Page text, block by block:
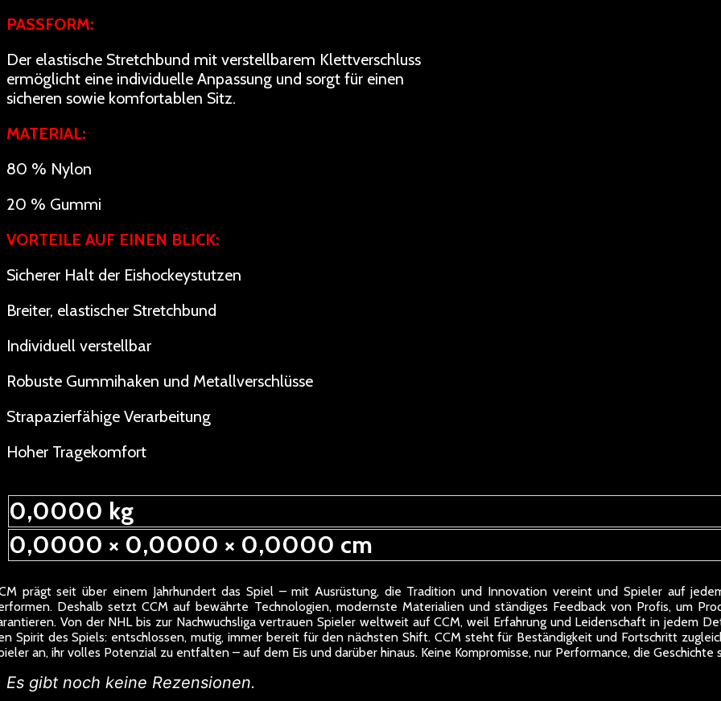
PASSFORM:
Der elastische Stretchbund mit verstellbarem Klettverschluss
ermöglicht eine individuelle Anpassung und sorgt für einen
sicheren sowie komfortablen Sitz.
MATERIAL:
80 % Nylon
20 % Gummi
VORTEILE AUF EINEN BLICK:
Sicherer Halt der Eishockeystutzen
Breiter, elastischer Stretchbund
Individuell verstellbar
Robuste Gummihaken und Metallverschlüsse
Strapazierfähige Verarbeitung
Hoher Tragekomfort
0,0000 kg
0,0000 × 0,0000 × 0,0000 cm
prägt seit über einem Jahrhundert das Spiel – mit Ausrüstung, die Tradition und Innovation vereint und Spieler auf
Deshalb setzt CCM auf bewährte Technologien, modernste Materialien und ständiges Feedback von Profis, um
Von der NHL bis zur Nachwuchsliga vertrauen Spieler weltweit auf CCM, weil Erfahrung und Leidenschaft in jedem
Spirit des Spiels: entschlossen, mutig, immer bereit für den nächsten Shift. CCM steht für Beständigkeit und Fortschritt
an, ihr volles Potenzial zu entfalten – auf dem Eis und darüber hinaus. Keine Kompromisse, nur Performance, die Geschichte
Es gibt noch keine Rezensionen.